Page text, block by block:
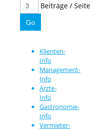
Beiträge / Seite
Klienten-
Info
Management-
Info
Ärzte-
Info
Gastronomie-
Info
Vermieter-